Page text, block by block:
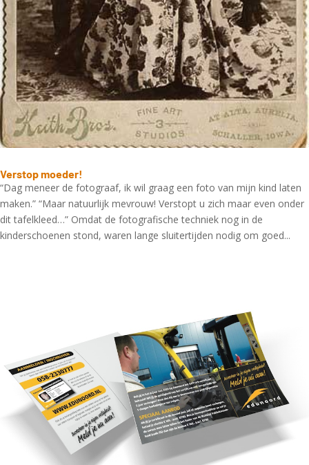
Verstop moeder!
“Dag meneer de fotograaf, ik wil graag een foto van mijn kind laten
maken.” “Maar natuurlijk mevrouw! Verstopt u zich maar even onder
dit tafelkleed…” Omdat de fotografische techniek nog in de
kinderschoenen stond, waren lange sluitertijden nodig om goed...